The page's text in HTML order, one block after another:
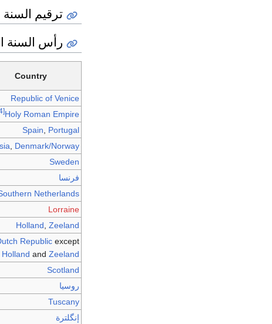
ترقيم السنة
رأس السنة
Country
Republic of Venice
Holy Roman Empire
[4]
Spain
Portugal
Denmark/Norway
Sweden
فرنسا
Netherlands
Lorraine
Holland ,Zeeland
Republic except
Holland andZeeland
Scotland
روسيا
Tuscany
إنگلترة